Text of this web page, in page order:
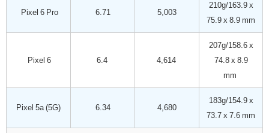
Pixel 6 Pro 6.71 5,003
210g/163.9 x
75.9 x 8.9 mm
Pixel 6 6.4 4,614
207g/158.6 x
74.8 x 8.9
mm
Pixel 5a (5G) 6.34 4,680
183g/154.9 x
73.7 x 7.6 mm